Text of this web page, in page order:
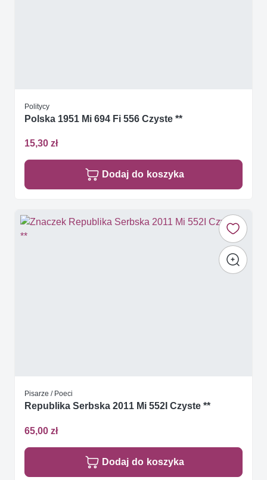
Politycy
Polska 1951 Mi 694 Fi 556 Czyste **
15,30 zł
Dodaj do koszyka
Pisarze / Poeci
Republika Serbska 2011 Mi 552I Czyste **
65,00 zł
Dodaj do koszyka